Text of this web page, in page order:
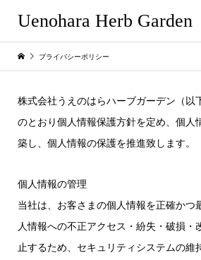
Uenohara Herb Garden
プライバシーポリシー
株式会社うえのはらハーブガーデン（以
のとおり個人情報保護方針を定め、個人
築し、個人情報の保護を推進致します。
個人情報の管理
当社は、お客さまの個人情報を正確かつ
人情報への不正アクセス・紛失・破損・
止するため、セキュリティシステムの維